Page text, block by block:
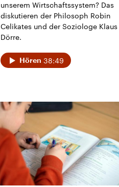
unserem Wirtschaftssystem? Das
diskutieren der Philosoph Robin
Celikates und der Soziologe Klaus
Dörre.
Hören 38:49